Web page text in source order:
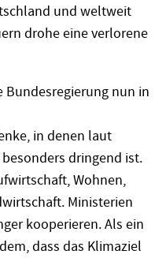
und weltweit
drohe eine verlorene
Bundesregierung nun in
in denen laut
dringend ist.
Wohnen,
Ministerien
kooperieren. Als ein
dass das Klimaziel